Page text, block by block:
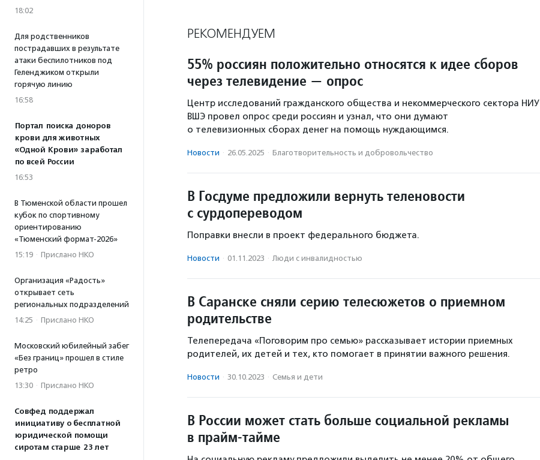
18:02
Для родственников
пострадавших в результате
атаки беспилотников под
Геленджиком открыли
горячую линию
16:58
Портал поиска доноров
крови для животных
«Одной Крови» заработал
по всей России
16:53
В Тюменской области прошел
кубок по спортивному
ориентированию
«Тюменский формат-2026»
15:19 · Прислано НКО
Организация «Радость»
открывает сеть
региональных подразделений
14:25 · Прислано НКО
Московский юбилейный забег
«Без границ» прошел в стиле
ретро
13:30 · Прислано НКО
Совфед поддержал
инициативу о бесплатной
юридической помощи
сиротам старше 23 лет
РЕКОМЕНДУЕМ
55% россиян положительно относятся к идее сборов
через телевидение — опрос
Центр исследований гражданского общества и некоммерческого сектора НИУ
ВШЭ провел опрос среди россиян и узнал, что они думают
о телевизионных сборах денег на помощь нуждающимся.
Новости · 26.05.2025 · Благотвори­тель­ность и доброволь­чест­во
В Госдуме предложили вернуть теленовости
с сурдопереводом
Поправки внесли в проект федерального бюджета.
Новости · 01.11.2023 · Люди с инвалидностью
В Саранске сняли серию телесюжетов о приемном
родительстве
Телепередача «Поговорим про семью» рассказывает истории приемных
родителей, их детей и тех, кто помогает в принятии важного решения.
Новости · 30.10.2023 · Семья и дети
В России может стать больше социальной рекламы
в прайм-тайме